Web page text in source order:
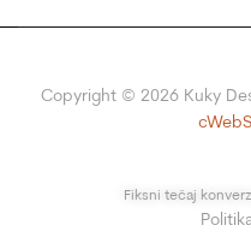
Copyright © 2026Kuky
Fiksni tečaj